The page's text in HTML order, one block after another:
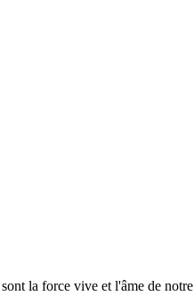
la force vive et l'âme de